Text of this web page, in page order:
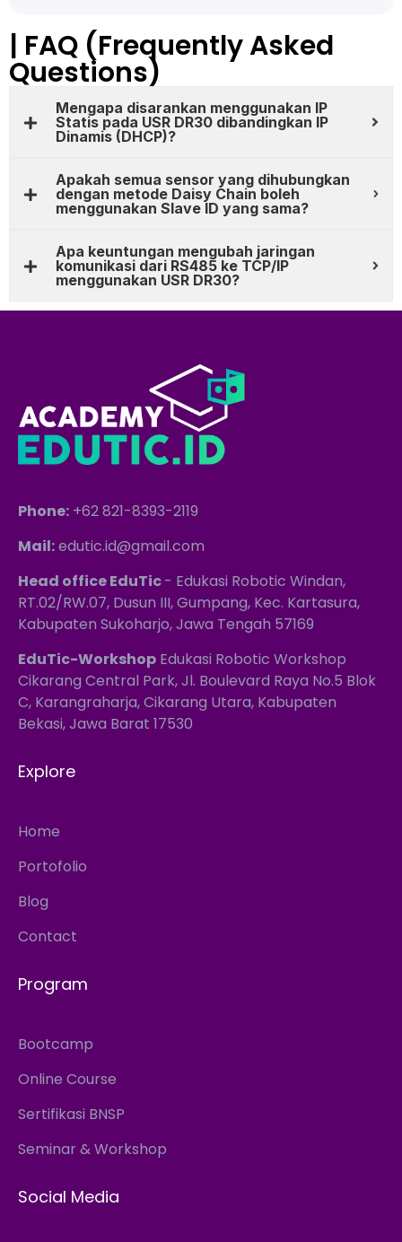
| FAQ (Frequently Asked
Questions)
Mengapa disarankan menggunakan IP
Statis pada USR DR30 dibandingkan IP
Dinamis (DHCP)?
Apakah semua sensor yang dihubungkan
dengan metode Daisy Chain boleh
menggunakan Slave ID yang sama?
Apa keuntungan mengubah jaringan
komunikasi dari RS485 ke TCP/IP
menggunakan USR DR30?
Phone: +62 821-8393-2119
Mail:edutic.id@gmail.com
Head office EduTic- Edukasi Robotic Windan,
RT.02/RW.07, Dusun III, Gumpang, Kec. Kartasura,
Kabupaten Sukoharjo, Jawa Tengah 57169
EduTic-Workshop Edukasi Robotic Workshop
Cikarang Central Park, Jl. Boulevard Raya No.5 Blok
C, Karangraharja, Cikarang Utara, Kabupaten
Bekasi, Jawa Barat 17530
Explore
Home
Portofolio
Blog
Contact
Program
Bootcamp
Online Course
Sertifikasi BNSP
Seminar & Workshop
Social Media